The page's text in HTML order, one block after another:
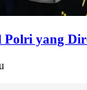
Polri yang